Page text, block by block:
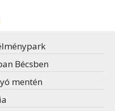
Bécsben
mentén